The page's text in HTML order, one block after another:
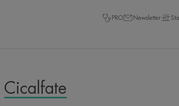
PRO Newsletter
Cicalfate